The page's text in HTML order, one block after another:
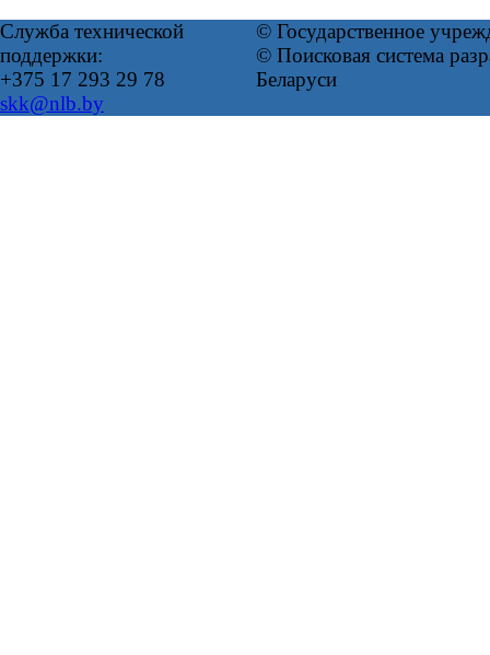
Служба технической
поддержки:
+375 17 293 29 78
skk@nlb.by
© Государственное
© Поисковая система
Беларуси